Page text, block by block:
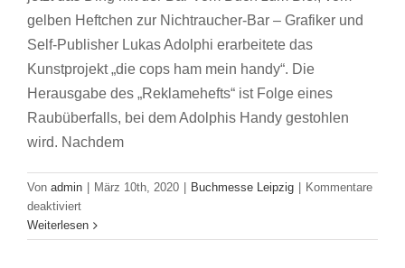
gelben Heftchen zur Nichtraucher-Bar – Grafiker und
Self-Publisher Lukas Adolphi erarbeitete das
Kunstprojekt „die cops ham mein handy“. Die
Herausgabe des „Reklamehefts“ ist Folge eines
Raubüberfalls, bei dem Adolphis Handy gestohlen
wird. Nachdem
Von admin März 10th, 2020 Buchmesse Leipzig
Kommentare
deaktiviertfür
5
Tipps
Weiterlesen